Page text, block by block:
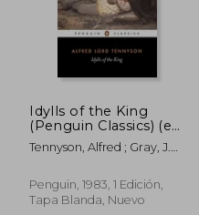
45%
dcto.
$ 247.036
$ 135.870
Idylls of the King
(Penguin Classics) (en
Inglés)
Tennyson, Alfred ; Gray, J.
Penguin, 1983, 1 Edición,
Tapa Blanda, Nuevo